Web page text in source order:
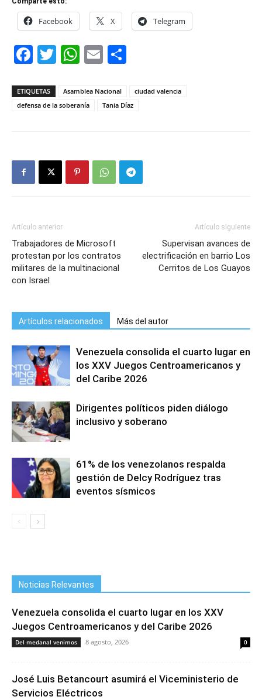
Facebook X Telegram
Facebook
Twitter
WhatsApp
Email
ETIQUETAS Asamblea Nacional
ciudad valencia
defensa de la soberanía
Tania Díaz
Artículo anterior
Trabajadores de Microsoft
protestan por los contratos
militares de la multinacional
con Israel
Artículo siguiente
Supervisan avances de
electrificación en barrio Los
Cerritos de Los Guayos
Artículos relacionados Más del autor
Venezuela consolida el cuarto lugar en
los XXV Juegos Centroamericanos y
del Caribe 2026
Dirigentes políticos piden diálogo
inclusivo y soberano
61% de los venezolanos respalda
gestión de Delcy Rodríguez tras
eventos sísmicos
Noticias Relevantes
Venezuela consolida el cuarto lugar en los XXV
Juegos Centroamericanos y del Caribe 2026
Del medanal venimos 8 agosto, 2026 0
José Luis Betancourt asumirá el Viceministerio de
Servicios Eléctricos